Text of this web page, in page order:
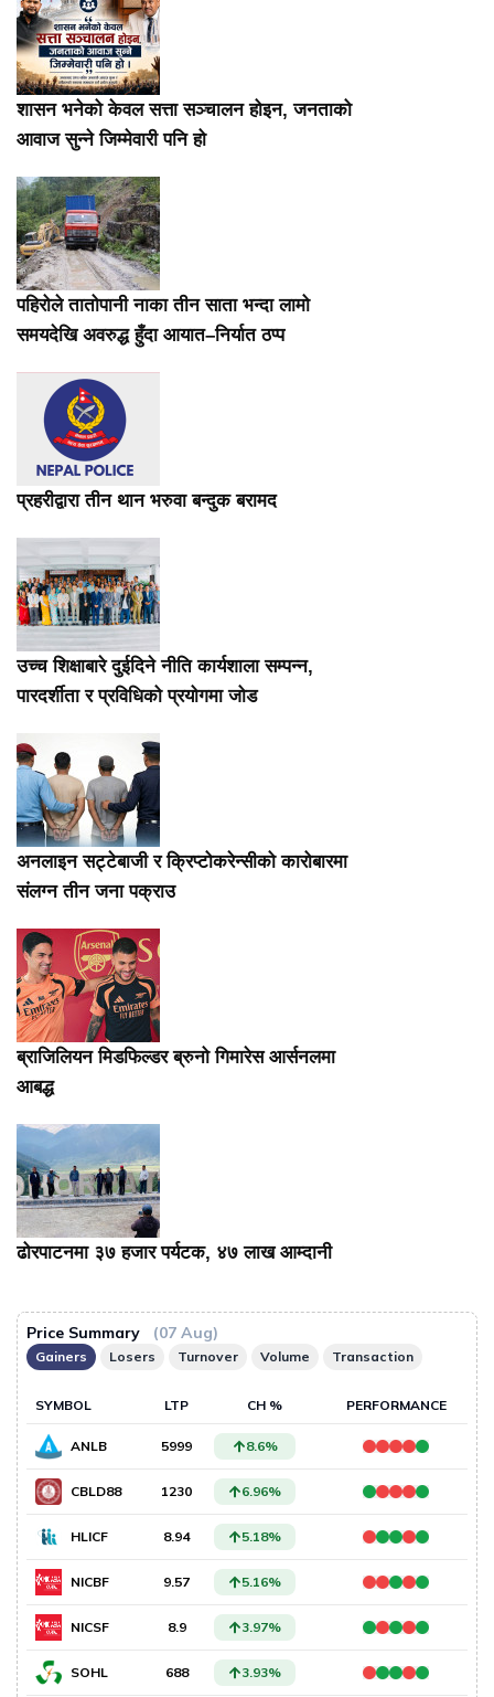
शासन भनेको केवल सत्ता सञ्चालन होइन, जनताको
आवाज सुन्ने जिम्मेवारी पनि हो
पहिरोले तातोपानी नाका तीन साता भन्दा लामो
समयदेखि अवरुद्ध हुँदा आयात–निर्यात ठप्प
प्रहरीद्वारा तीन थान भरुवा बन्दुक बरामद
उच्च शिक्षाबारे दुईदिने नीति कार्यशाला सम्पन्न,
पारदर्शीता र प्रविधिको प्रयोगमा जोड
अनलाइन सट्टेबाजी र क्रिप्टोकरेन्सीको कारोबारमा
संलग्न तीन जना पक्राउ
ब्राजिलियन मिडफिल्डर ब्रुनो गिमारेस आर्सनलमा
आबद्ध
ढोरपाटनमा ३७ हजार पर्यटक, ४७ लाख आम्दानी